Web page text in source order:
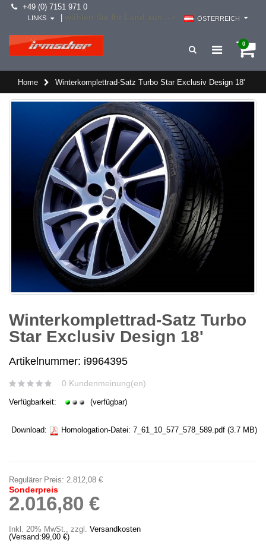
+49 (0) 7151 971 0
ÖSTERREICH
LINKS
0
Home Winterkomplettrad-Satz Turbo Star Exclusiv Design 18'
Winterkomplettrad-Satz Turbo
Star Exclusiv Design 18'
Artikelnummer: i9964395
0 Kundenmeinung(en)
Verfügbarkeit: (verfügbar)
Download: Homologation-Datei: 7_61_10_577_578_589.pdf (3.7 MB)
Regulärer Preis: 2.812,08 €
Sonderpreis
2.016,80 €
Inkl. 20% MwSt., zzgl. Versandkosten
(Versand:99,00 €)